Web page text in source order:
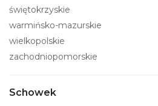
świętokrzyskie
warmińsko-mazurskie
wielkopolskie
zachodniopomorskie
Schowek